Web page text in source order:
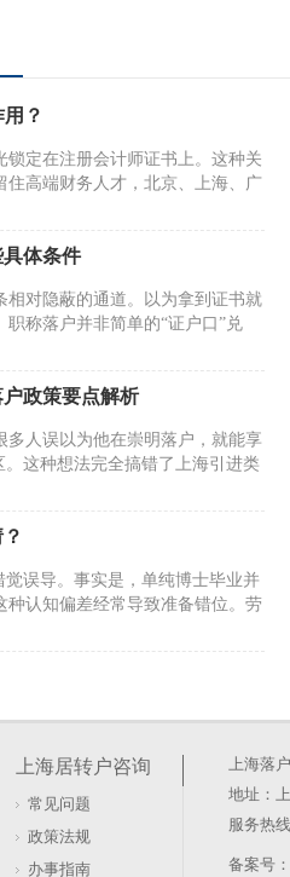
？
定在注册会计师证书上。这种关
高端财务人才，北京、上海、广
体条件
对隐蔽的通道。以为拿到证书就
称落户并非简单的“证户口”兑
政策要点解析
人误以为他在崇明落户，就能享
这种想法完全搞错了上海引进类
误导。事实是，单纯博士毕业并
认知偏差经常导致准备错位。劳
吗？答案很确定。只要孩子在上
好处
区。社保基数高低，并不直接等
上海居转户咨询
常见问题
政策法规
办事指南
上海落
地址：
服务热
备案号：